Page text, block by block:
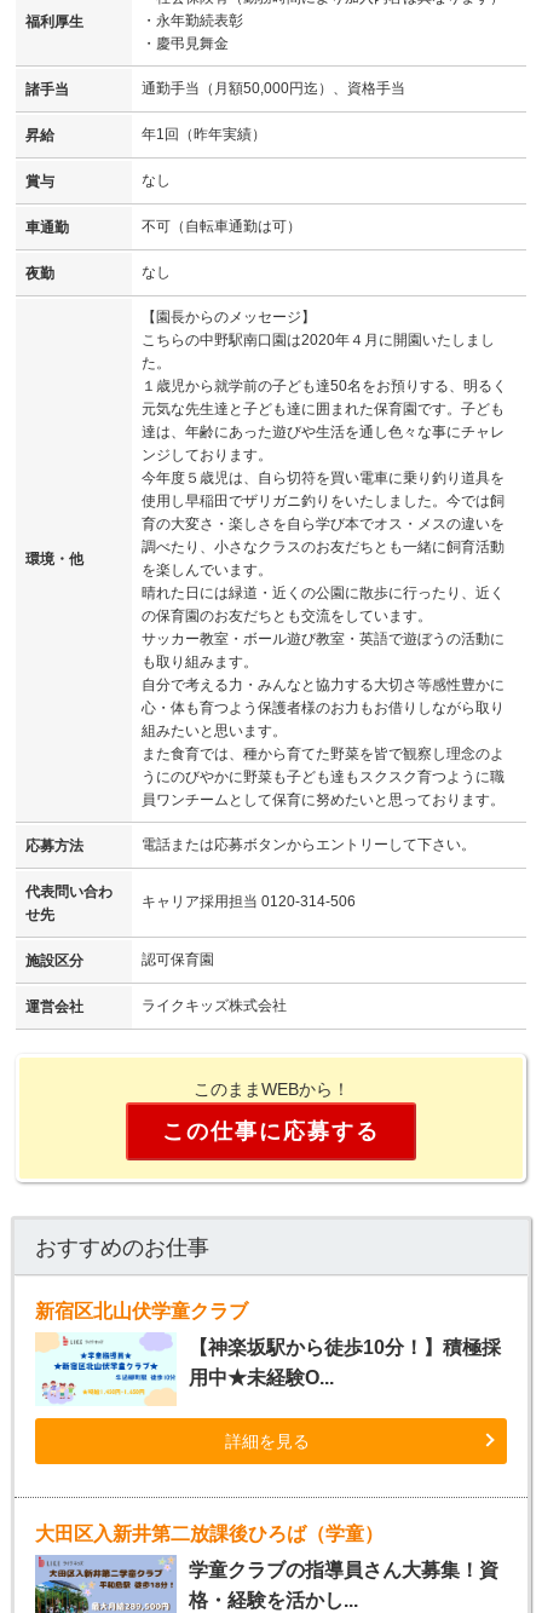
福利厚生
・永年勤続表彰
・慶弔見舞金
諸手当 通勤手当（月額50,000円迄）、資格手当
昇給 年1回（昨年実績）
賞与 なし
車通勤 不可（自転車通勤は可）
夜勤 なし
環境・他
【園長からのメッセージ】
こちらの中野駅南口園は2020年４月に開園いたしまし
た。
１歳児から就学前の子ども達50名をお預りする、明るく
元気な先生達と子ども達に囲まれた保育園です。子ども
達は、年齢にあった遊びや生活を通し色々な事にチャレ
ンジしております。
今年度５歳児は、自ら切符を買い電車に乗り釣り道具を
使用し早稲田でザリガニ釣りをいたしました。今では飼
育の大変さ・楽しさを自ら学び本でオス・メスの違いを
調べたり、小さなクラスのお友だちとも一緒に飼育活動
を楽しんでいます。
晴れた日には緑道・近くの公園に散歩に行ったり、近く
の保育園のお友だちとも交流をしています。
サッカー教室・ボール遊び教室・英語で遊ぼうの活動に
も取り組みます。
自分で考える力・みんなと協力する大切さ等感性豊かに
心・体も育つよう保護者様のお力もお借りしながら取り
組みたいと思います。
また食育では、種から育てた野菜を皆で観察し理念のよ
うにのびやかに野菜も子ども達もスクスク育つように職
員ワンチームとして保育に努めたいと思っております。
応募方法 電話または応募ボタンからエントリーして下さい。
代表問い合わ
せ先
キャリア採用担当 0120-314-506
施設区分 認可保育園
運営会社 ライクキッズ株式会社
このままWEBから！
この仕事に応募する
おすすめのお仕事
新宿区北山伏学童クラブ
【神楽坂駅から徒歩10分！】積極採
用中★未経験O...
詳細を見る
大田区入新井第二放課後ひろば（学童）
学童クラブの指導員さん大募集！資
格・経験を活かし...